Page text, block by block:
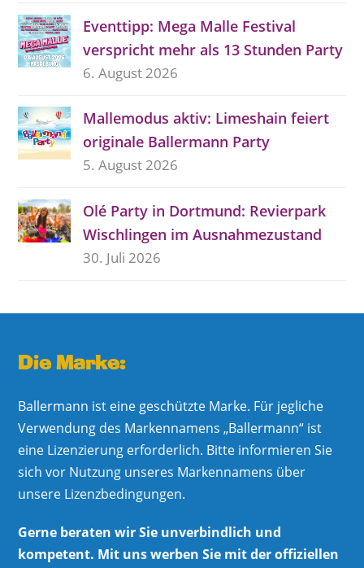
Eventtipp: Mega Malle Festival
verspricht mehr als 13 Stunden Party
6. August 2026
Mallemodus aktiv: Limeshain feiert
originale Ballermann Party
5. August 2026
Olé Party in Dortmund: Revierpark
Wischlingen im Ausnahmezustand
30. Juli 2026
Die Marke:
Ballermann ist eine geschützte Marke. Für jegliche
Verwendung des Markennamens „Ballermann“ ist
eine Lizenzierung erforderlich. Bitte informieren Sie
sich vor Nutzung unseres Markennamens über
unsere Lizenzbedingungen.
Gerne beraten wir Sie unverbindlich und
kompetent. Mit uns werben Sie mit der offiziellen